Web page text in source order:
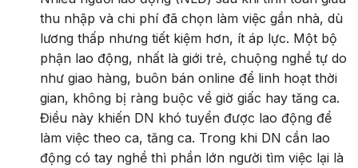
thu nhập và chi phí đã chọn làm việc gần nhà, dù
lương thấp nhưng tiết kiệm hơn, ít áp lực. Một bộ
phận lao động, nhất là giới trẻ, chuộng nghề tự do
như giao hàng, buôn bán online để linh hoạt thời
gian, không bị ràng buộc về giờ giấc hay tăng ca.
Điều này khiến DN khó tuyển được lao động để
làm việc theo ca, tăng ca. Trong khi DN cần lao
động có tay nghề thì phần lớn người tìm việc lại là